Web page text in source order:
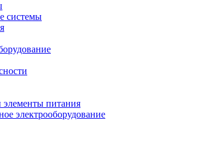
системы
элементы питания
электрооборудование